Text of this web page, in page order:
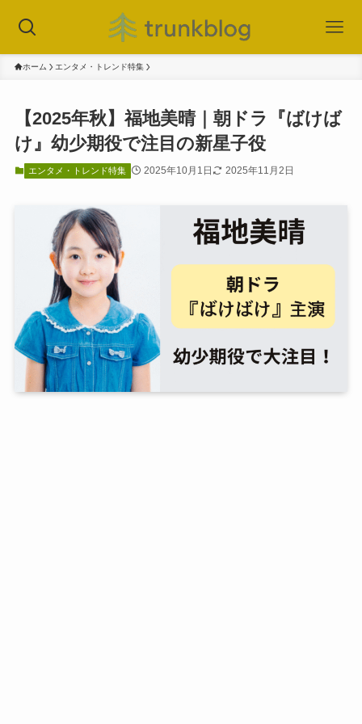
ホーム エンタメ・トレンド特集
【2025年秋】福地美晴｜朝ドラ『ばけば
け』幼少期役で注目の新星子役
エンタメ・トレンド特集 2025年10月1日 2025年11月2日